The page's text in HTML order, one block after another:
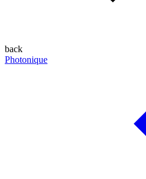
back
Photonique